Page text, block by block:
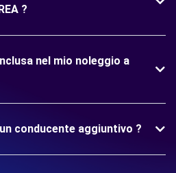
?
nel mio noleggio a
conducente aggiuntivo ?